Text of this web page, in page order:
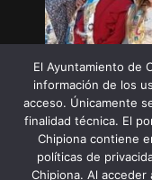
El Ayuntamiento de
información de los
acceso. Únicamente
finalidad técnica. El
Chipiona contiene
políticas de
Chipiona. Al